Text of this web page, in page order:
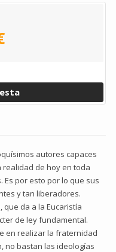
autores capaces
realidad de hoy en toda
Es por esto por lo que sus
y tan liberadores.
que da a la Eucaristía
de ley fundamental.
en realizar la fraternidad
no bastan las ideologías